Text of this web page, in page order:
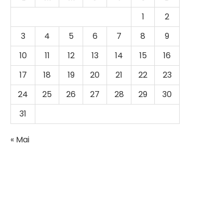
1
2
3
4 5 6 7 8
9
10
11 12 13 14 15
16
17
18 19 20 21 22
23
24
25 26 27 28 29
30
31
« Mai